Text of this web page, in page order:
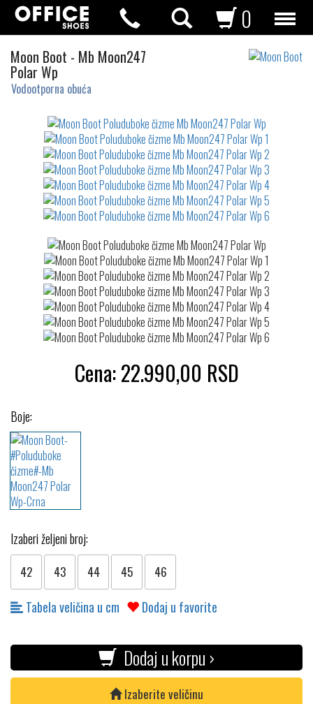
0
Moon Boot Poluduboke
- Mb Moon247
Polar Wp
Vodootporna obuća
Cena:22.990,00 RSD
Boje:
Izaberi željeni broj:
42 43 44 45 46
Tabela veličina u cm Dodaj u favorite
Dodaj u korpu ›
Izaberite veličinu